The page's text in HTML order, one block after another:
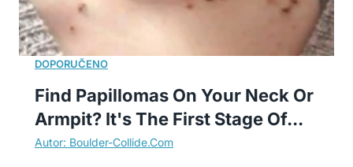
Find Papillomas On Your Neck Or
Armpit? It's The First Stage Of...